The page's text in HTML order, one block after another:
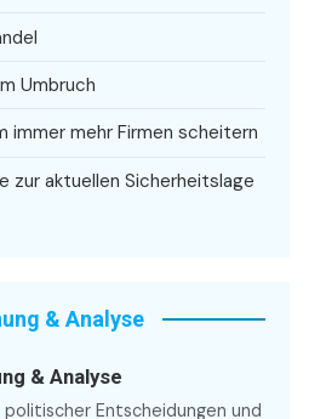
Umbruch
immer mehr Firmen scheitern
zur aktuellen Sicherheitslage
& Analyse
& Analyse
politischer Entscheidungen und